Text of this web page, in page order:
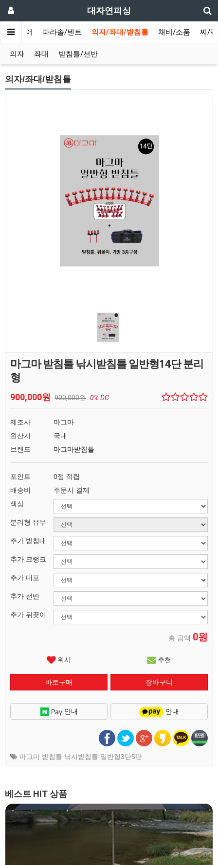
대자연피싱
민물루어 파라솔/텐트 의자/좌대/받침틀 채비/소품 찌/
의자 좌대 받침틀/선반
의자/좌대/받침틀
마그마 받침틀 낚시받침틀 일반형14단 분리
형
900,000원 900,000원 0% DC
제조사
마그마
원산지
국내
브랜드
마그마받침틀
포인트
0점 적립
배송비
주문시 결제
색상
분리형 유무
추가 받침대
추가 크랭크
추가 대포
추가 선반
추가 뒤꽂이
총 금액 0원
위시 추천
안내 안내
마그마 받침틀 낚시받침틀 일반형3단5단
베스트 HIT 상품